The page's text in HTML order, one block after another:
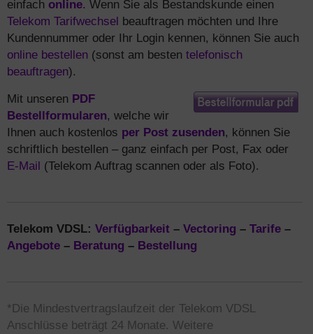
einfach online. Wenn Sie als Bestandskunde einen
Telekom Tarifwechsel beauftragen möchten und Ihre
Kundennummer oder Ihr Login kennen, können Sie auch
online bestellen (sonst am besten telefonisch
beauftragen).
Mit unseren PDF
Bestellformularen, welche wir
Ihnen auch kostenlos per Post zusenden, können Sie
schriftlich bestellen – ganz einfach per Post, Fax oder
E-Mail (Telekom Auftrag scannen oder als Foto).
Telekom VDSL: Verfügbarkeit – Vectoring – Tarife –
Angebote – Beratung – Bestellung
*Die Mindestvertragslaufzeit der Telekom VDSL
Anschlüsse beträgt 24 Monate. Weitere